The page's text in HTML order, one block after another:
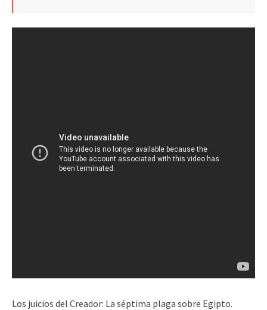
Los juicios del Creador: La séptima plaga sobre Egipto.